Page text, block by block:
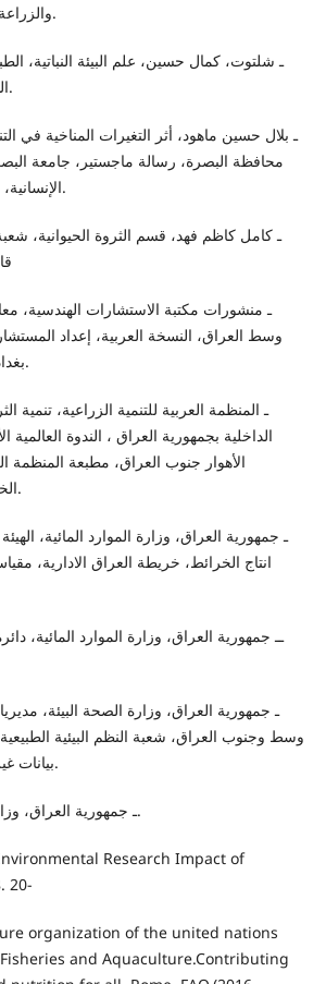
والزراعة ،الأمم المتحدة، 2006.
ـ شلتوت، كمال حسين، علم البيئة النباتية،
الهندسية، القاهرة،2002.
ـ بلال حسين ماهود، أثر التغيرات المناخية في
محافظة البصرة، رسالة ماجستير، جامعة
الإنسانية، قسم الجغرافية، 2023.
ـ كامل كاظم فهد، قسم الثروة الحيوانية،
ـ منشورات مكتبة الاستشارات الهندسية،
وسط العراق، النسخة العربية، إعداد
بغداد، كلية الهندسة، 2010.
ـ المنظمة العربية للتنمية الزراعية، تنمية
الداخلية بجمهورية العراق ، الندوة
الأهوار جنوب العراق، مطبعة المنظمة
الخرطوم السودان، 1986.
ـ جمهورية العراق، وزارة الموارد المائية،
ــ جمهورية العراق، وزارة الموارد المائية،
ـ جمهورية العراق، وزارة الصحة البيئة،
وسط وجنوب العراق، شعبة النظم البيئية
بيانات غير منشورة، لسنة 2022.
ـ جمهورية العراق، وزارة الصحة البيئة، 2022.
Research Impact of
20-
organization of the united nations
and Aquaculture.Contributing